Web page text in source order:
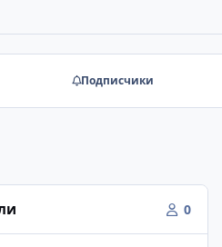
Подписчики
0